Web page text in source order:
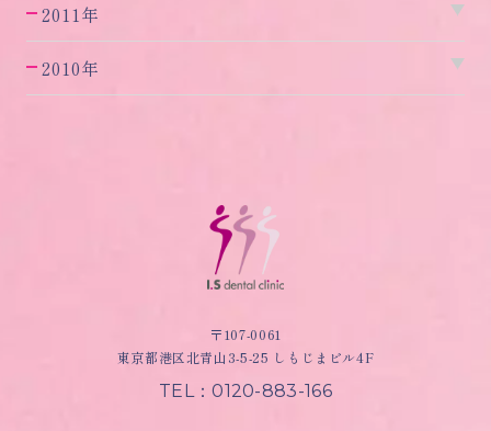
2011年
2010年
〒107-0061
東京都港区北青山3-5-25 しもじまビル4F
TEL：0120-883-166